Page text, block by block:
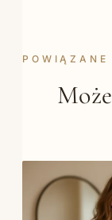
POWIĄZANE